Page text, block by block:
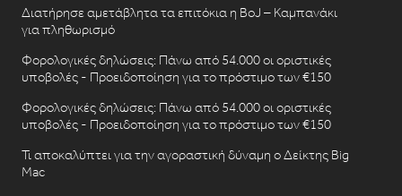
Διατήρησε αμετάβλητα τα επιτόκια η BoJ – Καμπανάκι
για πληθωρισμό
Φορολογικές δηλώσεις: Πάνω από 54.000 οι οριστικές
υποβολές - Προειδοποίηση για το πρόστιμο των €150
Φορολογικές δηλώσεις: Πάνω από 54.000 οι οριστικές
υποβολές - Προειδοποίηση για το πρόστιμο των €150
Τι αποκαλύπτει για την αγοραστική δύναμη ο Δείκτης Big
Mac